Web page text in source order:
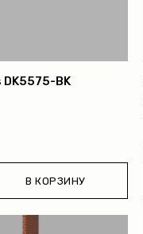
BK
В КОРЗИНУ